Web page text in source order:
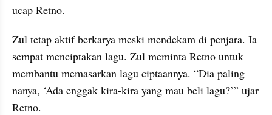
ucap Retno.
Zul tetap aktif berkarya meski mendekam di penjara. Ia
sempat menciptakan lagu. Zul meminta Retno untuk
membantu memasarkan lagu ciptaannya. “Dia paling
nanya, ‘Ada enggak kira-kira yang mau beli lagu?’” ujar
Retno.